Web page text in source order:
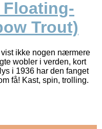
Floating-
Trout)
ikke nogen nærmere
wobler i verden, kort
i 1936 har den fanget
få! Kast, spin, trolling.